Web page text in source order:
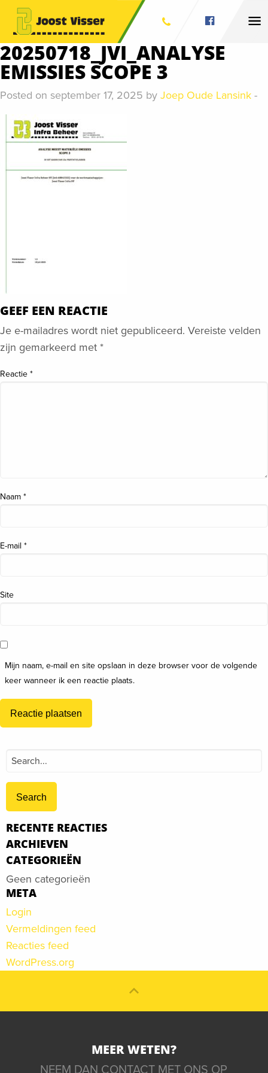
20250718_JVI_ANALYSE
EMISSIES SCOPE 3
Posted on september 17, 2025 by Joep Oude Lansink -
GEEF EEN REACTIE
Je e-mailadres wordt niet gepubliceerd. Vereiste velden
zijn gemarkeerd met *
Reactie *
Naam *
E-mail *
Site
Mijn naam, e-mail en site opslaan in deze browser voor de volgende
keer wanneer ik een reactie plaats.
Search
RECENTE REACTIES
ARCHIEVEN
CATEGORIEËN
Geen categorieën
META
Login
Vermeldingen feed
Reacties feed
WordPress.org
MEER WETEN?
NEEM DAN CONTACT MET ONS OP